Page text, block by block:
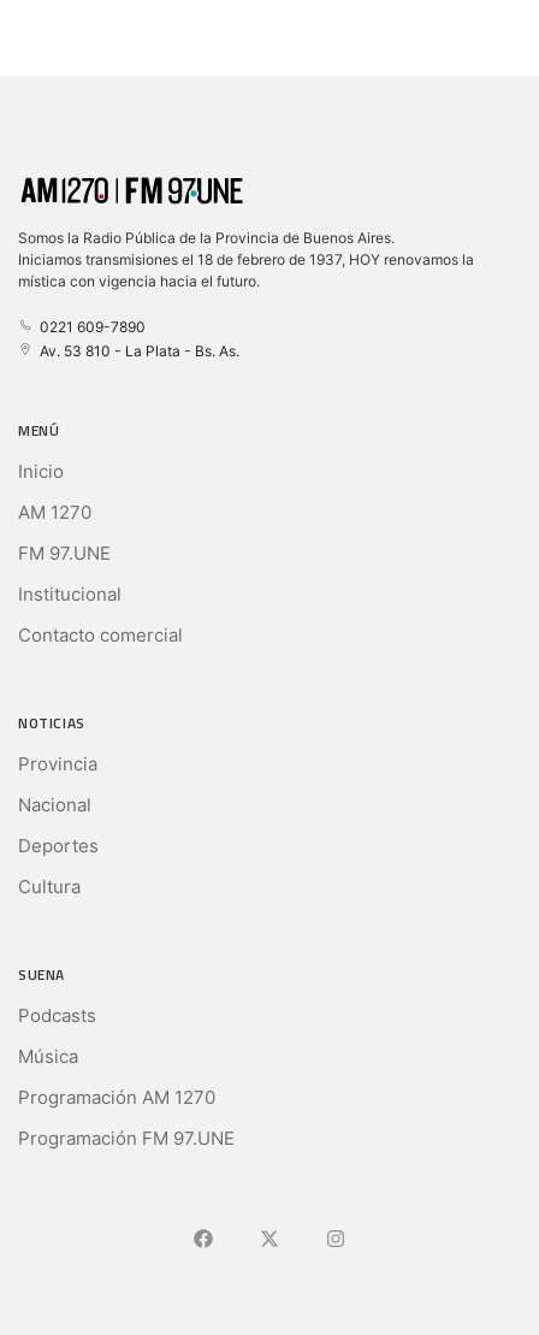
Somos la Radio Pública de la Provincia de Buenos Aires.
Iniciamos transmisiones el 18 de febrero de 1937, HOY renovamos la
mística con vigencia hacia el futuro.
0221 609-7890
Av. 53 810 - La Plata - Bs. As.
MENÚ
Inicio
AM 1270
FM 97.UNE
Institucional
Contacto comercial
NOTICIAS
Provincia
Nacional
Deportes
Cultura
SUENA
Podcasts
Música
Programación AM 1270
Programación FM 97.UNE
Ir a FacebookIr a X (Ex-Twitter)
Ir a